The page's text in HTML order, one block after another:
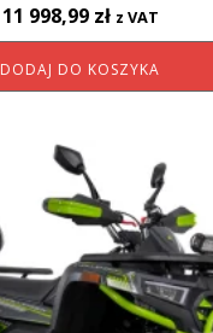
11 998,99 zł z VAT
DODAJ DO KOSZYKA